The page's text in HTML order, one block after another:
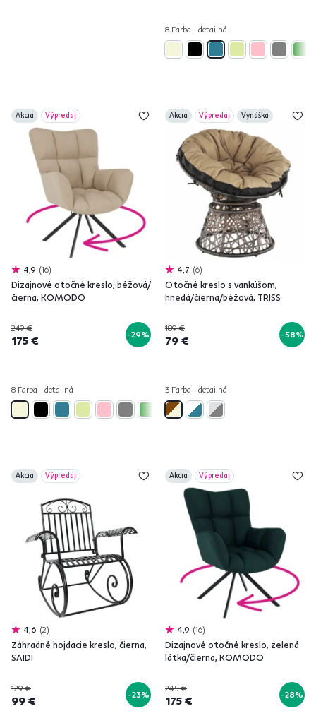
8 Farba - detailná
Akcia Výpredaj
4,9 16
Dizajnové otočné kreslo, béžová/
čierna, KOMODO
249 €
175 € -29%
8 Farba - detailná
Akcia Výpredaj Vynáška
4,7 6
Otočné kreslo s vankúšom,
hnedá/čierna/béžová, TRISS
189 €
79 € -58%
3 Farba - detailná
Akcia Výpredaj
4,6 2
Záhradné hojdacie kreslo, čierna,
SAIDI
129 €
99 € -23%
Akcia Výpredaj
4,9 16
Dizajnové otočné kreslo, zelená
látka/čierna, KOMODO
245 €
175 € -28%